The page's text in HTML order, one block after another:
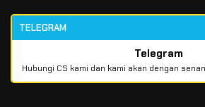
TELEGRAM
Telegram
Hubungi CS kami dan kami akan dengan